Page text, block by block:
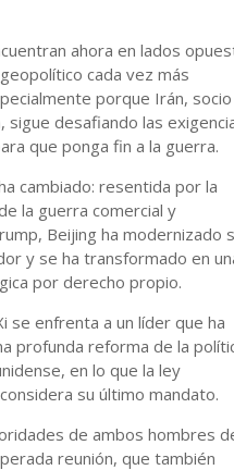
ahora en lados
cada vez más
porque Irán, socio
sigue desafiando las
que ponga fin a la guerra.
cambiado: resentida por la
la guerra comercial y
Beijing ha modernizado
y se ha transformado en
por derecho propio.
se enfrenta a un líder que ha
profunda reforma de la
en lo que la ley
su último mandato.
de ambos hombres
reunión, que también